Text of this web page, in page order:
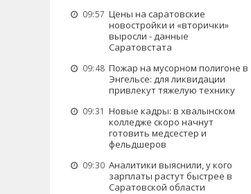
09:57 Цены на саратовские
новостройки и «вторички»
выросли - данные
Саратовстата
09:48 Пожар на мусорном полигоне в
Энгельсе: для ликвидации
привлекут тяжелую технику
09:31 Новые кадры: в хвалынском
колледже скоро начнут
готовить медсестер и
фельдшеров
09:30 Аналитики выяснили, у кого
зарплаты растут быстрее в
Саратовской области